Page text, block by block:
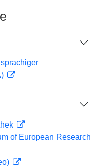
of European Research